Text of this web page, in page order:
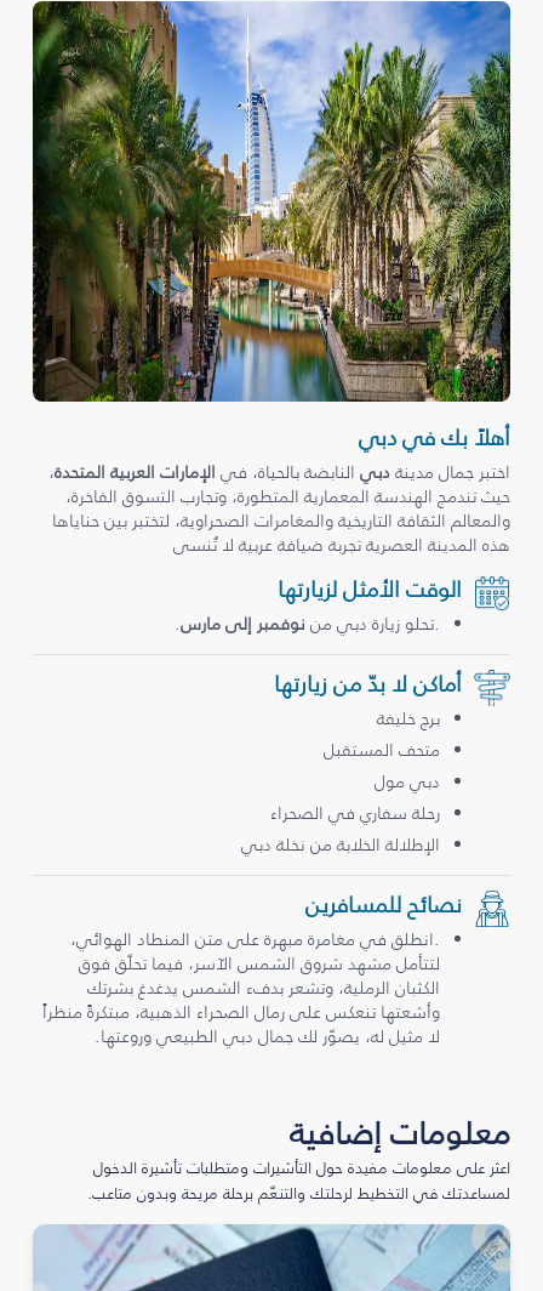
أهلاً بك في دبي
اختبر جمال مدينةدبيالنابضة بالحياة، في الإمارات العربية المتحدة،
حيث تندمج الهندسة المعمارية المتطورة، وتجارب التسوق الفاخرة،
والمعالم الثقافة التاريخية والمغامرات الصحراوية، لتختبر بين حناياها
هذه المدينة العصرية تجربة ضيافة عربية لا تُنسى
الوقت الأمثل لزيارتها
.تحلو زيارة دبي من نوفمبر إلى مارس.
أماكن لا بدّ من زيارتها
برج خليفة
متحف المستقبل
دبي مول
رحلة سفاري في الصحراء
الإطلالة الخلابة من نخلة دبي
نصائح للمسافرين
.انطلق في مغامرة مبهرة على متن المنطاد الهوائي،
لتتأمل مشهد شروق الشمس الآسر، فيما تحلّق فوق
الكثبان الرملية، وتشعر بدفء الشمس يدغدغ بشرتك
وأشعتها تنعكس على رمال الصحراء الذهبية، مبتكرةً منظراً
لا مثيل له، يصوّر لك جمال دبي الطبيعي وروعتها.
معلومات إضافية
اعثر على معلومات مفيدة حول التأشيرات ومتطلبات تأشيرة الدخول
لمساعدتك في التخطيط لرحلتك والتنعّم برحلة مريحة وبدون متاعب.